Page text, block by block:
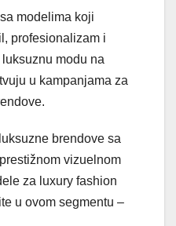
modelima koji
profesionalizam i
modu na
u kampanjama za
brendove sa
vizuelnom
za luxury fashion
u ovom segmentu –